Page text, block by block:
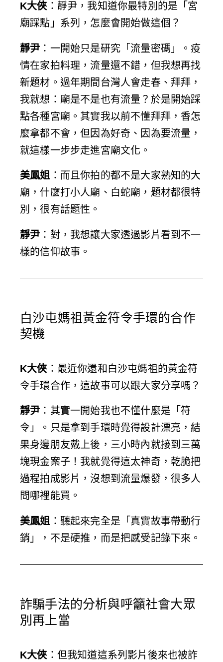
K大俠：靜尹，我知道你最特別的是「宮
廟踩點」系列，怎麼會開始做這個？
靜尹 ：一開始只是研究「流量密碼」。疫
情在家拍料理，流量還不錯，但我想再找
新題材。過年期間台灣人會走春、拜拜，
我就想：廟是不是也有流量？於是開始踩
點各種宮廟。其實我以前不懂拜拜，香怎
麼拿都不會，但因為好奇、因為要流量，
就這樣一步步走進宮廟文化。
美鳳姐 ：而且你拍的都不是大家熟知的大
廟，什麼打小人廟、白蛇廟，題材都很特
別，很有話題性。
靜尹 ：對，我想讓大家透過影片看到不一
樣的信仰故事。
白沙屯媽祖黃金符令手環的合作
契機
K大俠 ：最近你還和白沙屯媽祖的黃金符
令手環合作，這故事可以跟大家分享嗎？
靜尹 ：其實一開始我也不懂什麼是「符
令」。只是拿到手環時覺得設計漂亮，結
果身邊朋友戴上後，三小時內就接到三萬
塊現金案子！我就覺得這太神奇，乾脆把
過程拍成影片，沒想到流量爆發，很多人
問哪裡能買。
美鳳姐 ：聽起來完全是「真實故事帶動行
銷」，不是硬推，而是把感受記錄下來。
詐騙手法的分析與呼籲社會大眾
別再上當
K大俠 ：但我知道這系列影片後來也被詐